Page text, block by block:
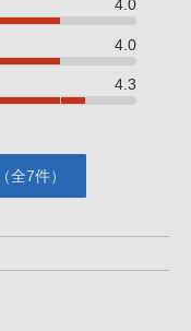
4.0
4.0
4.3
全7件）